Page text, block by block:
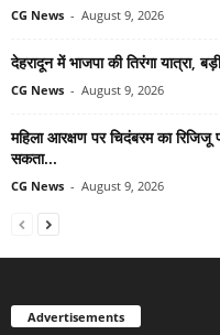
CG News - August 9, 2026
देहरादून में भाजपा की तिरंगा यात्रा,
CG News - August 9, 2026
महिला आरक्षण पर चिदंबरम का
सकता...
CG News - August 9, 2026
Advertisements